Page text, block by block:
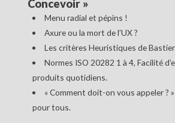
Concevoir»
Menu radial et pépins !
Axure ou la mort de l’UX ?
Les critères Heuristiques de
Normes ISO 20282 1 à 4, Facilité
produits quotidiens.
« Comment doit-on vous appeler ?
pour tous.